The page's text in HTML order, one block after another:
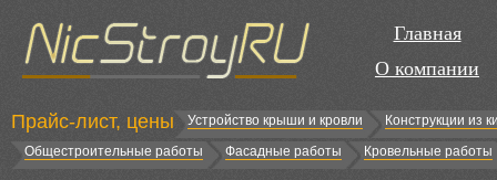
Главная
О компании
Прайс-лист, цены Устройство крыши и кровли
Конструкции из
Общестроительные работы
Фасадные работы Кровельные работы